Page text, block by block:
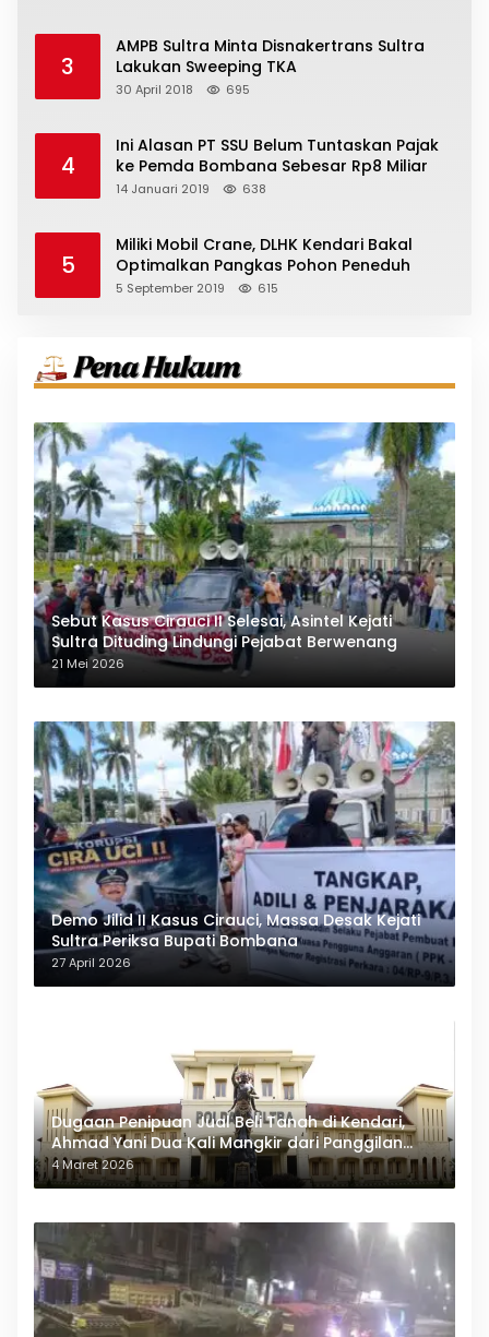
3
AMPB Sultra Minta Disnakertrans Sultra
Lakukan Sweeping TKA
30 April 2018 695
4
Ini Alasan PT SSU Belum Tuntaskan Pajak
ke Pemda Bombana Sebesar Rp8 Miliar
14 Januari 2019 638
5
Miliki Mobil Crane, DLHK Kendari Bakal
Optimalkan Pangkas Pohon Peneduh
5 September 2019 615
Sebut Kasus Cirauci II Selesai, Asintel Kejati
Sultra Dituding Lindungi Pejabat Berwenang
21 Mei 2026
Demo Jilid II Kasus Cirauci, Massa Desak Kejati
Sultra Periksa Bupati Bombana
27 April 2026
Dugaan Penipuan Jual Beli Tanah di Kendari,
Ahmad Yani Dua Kali Mangkir dari Panggilan
Polda Sultra
4 Maret 2026